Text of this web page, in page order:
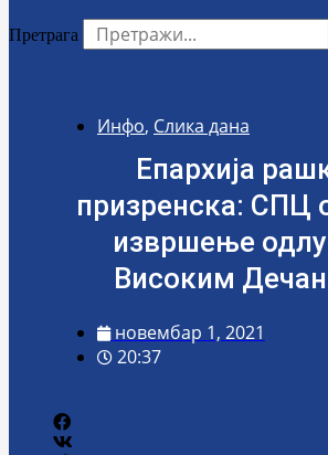
Претрага
Инфо, Слика дана
Епархија
призренска: СПЦ
извршење
Високим
новембар 1, 2021
20:37